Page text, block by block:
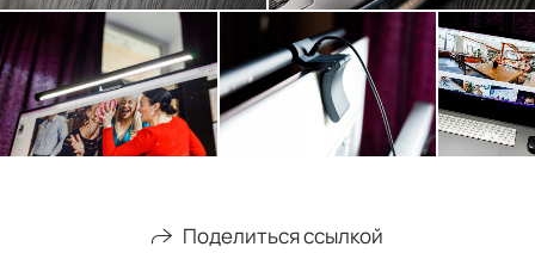
Поделиться ссылкой